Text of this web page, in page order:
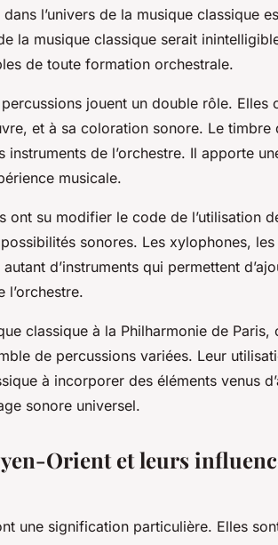
dans l’univers de la musique classique
la musique classique serait
de toute formation orchestrale.
jouent un double rôle. Elles
et à sa coloration sonore. Le timbre
de l’orchestre. Il apporte
musicale.
ont su modifier le code de l’utilisation
sonores. Les xylophones, les
d’instruments qui permettent
l’orchestre.
classique à la Philharmonie de Paris,
de percussions variées. Leur
à incorporer des éléments venus
sonore universel.
Orient et leurs
une signification particulière. Elles